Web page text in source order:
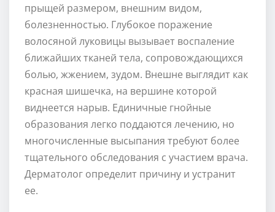
прыщей размером, внешним видом,
болезненностью. Глубокое поражение
волосяной луковицы вызывает воспаление
ближайших тканей тела, сопровождающихся
болью, жжением, зудом. Внешне выглядит как
красная шишечка, на вершине которой
виднеется нарыв. Единичные гнойные
образования легко поддаются лечению, но
многочисленные высыпания требуют более
тщательного обследования с участием врача.
Дерматолог определит причину и устранит
ее.